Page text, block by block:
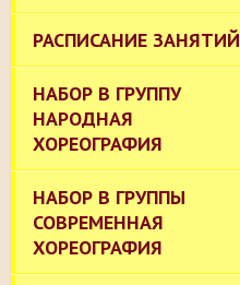
РАСПИСАНИЕ ЗАНЯТИЙ
НАБОР В ГРУППУ
НАРОДНАЯ
ХОРЕОГРАФИЯ
НАБОР В ГРУППЫ
СОВРЕМЕННАЯ
ХОРЕОГРАФИЯ